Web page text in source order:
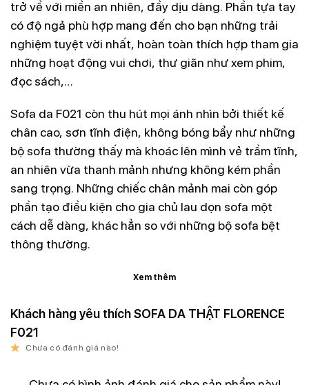
trở về với miền an nhiên, đầy dịu dàng. Phần tựa tay
có độ ngả phù hợp mang đến cho bạn những trải
nghiệm tuyệt vời nhất, hoàn toàn thích hợp tham gia
những hoạt động vui chơi, thư giãn như xem phim,
đọc sách,…
Sofa da F021 còn thu hút mọi ánh nhìn bởi thiết kế
chân cao, sơn tĩnh điện, không bóng bẩy như những
bộ sofa thường thấy mà khoác lên mình vẻ trầm tĩnh,
an nhiên vừa thanh mảnh nhưng không kém phần
sang trọng. Những chiếc chân mảnh mai còn góp
phần tạo điều kiện cho gia chủ lau dọn sofa một
cách dễ dàng, khác hẳn so với những bộ sofa bệt
thông thường.
Xem thêm
Khách hàng yêu thích SOFA DA THẬT FLORENCE
F021
Chưa có đánh giá nào!